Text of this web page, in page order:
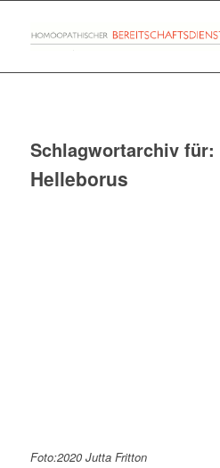
Schlagwortarchiv für:
Helleborus
Foto:2020 Jutta Fritton